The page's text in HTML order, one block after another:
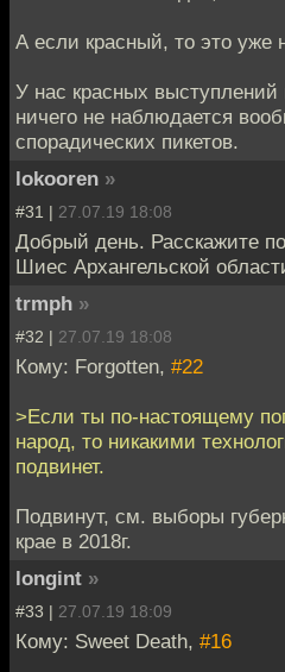
А если красный, то это уже
У нас красных
ничего не наблюдается
спорадических пикетов.
lokooren »
#31 | 27.07.19 18:08
Добрый день. Расскажите
Шиес Архангельской
trmph »
#32 | 27.07.19 18:08
Кому: Forgotten, #22
>Если ты по-настоящему
народ, то никакими
подвинет.
Подвинут, см. выборы
крае в 2018г.
longint »
#33 | 27.07.19 18:09
Кому: Sweet Death, #16